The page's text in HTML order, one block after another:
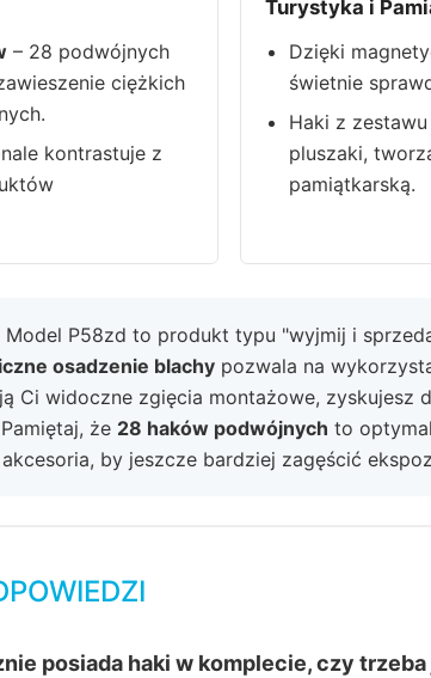
– 28 podwójnych
ciężkich
kontrastuje z
Turystyka i
Dzięki
świetnie
Haki z
pluszaki,
pamiątkarską.
Model P58zd to produkt typu "wyjmij i
osadzenie blachy pozwala na
Ci widoczne zgięcia montażowe, zyskujesz
że 28 haków podwójnych to
by jeszcze bardziej zagęścić
posiada haki w komplecie, czy